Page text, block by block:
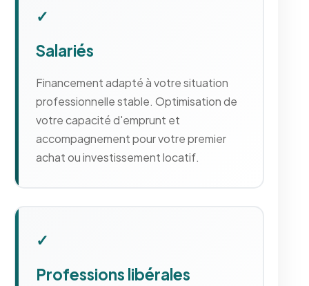
✓
Salariés
Financement adapté à votre situation
professionnelle stable. Optimisation de
votre capacité d'emprunt et
accompagnement pour votre premier
achat ou investissement locatif.
✓
Professions libérales